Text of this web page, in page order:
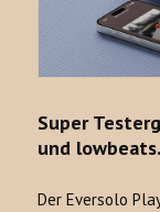
Super
und
Der Eversolo